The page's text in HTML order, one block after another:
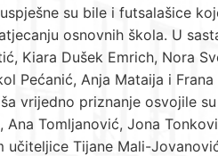
su bile i futsalašice
osnovnih škola. U
Kiara Dušek Emrich, Nora
Pećanić, Anja Mataija i Frana
vrijedno priznanje osvojile
Tomljanović, Jona
učiteljice Tijane Mali-